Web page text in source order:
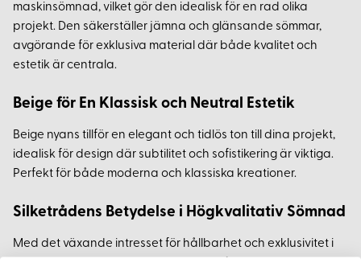
maskinsömnad, vilket gör den idealisk för en rad olika
projekt. Den säkerställer jämna och glänsande sömmar,
avgörande för exklusiva material där både kvalitet och
estetik är centrala.
Beige för En Klassisk och Neutral Estetik
Beige nyans tillför en elegant och tidlös ton till dina projekt,
idealisk för design där subtilitet och sofistikering är viktiga.
Perfekt för både moderna och klassiska kreationer.
Silketrådens Betydelse i Högkvalitativ Sömnad
Med det växande intresset för hållbarhet och exklusivitet i